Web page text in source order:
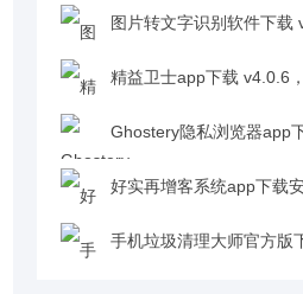
货流程简化轻松赚钱v1.0
图片转文字识别软件下载
调取复用便捷又省心v1.0.1
精益卫士app下载 v4.0.6
时不增加员工负担超贴心v4.0.6
Ghostery隐私浏览器app
实再增客系统笔笔交易听得到更
好实再增客系统app下载
营状况实时查看超便捷v3.2.2
手机垃圾清理大师官方版